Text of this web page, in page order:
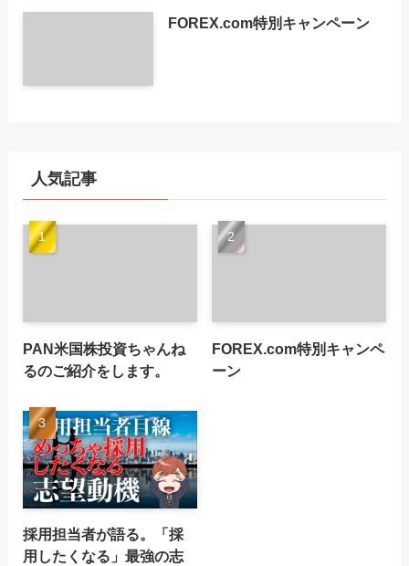
FOREX.com特別キャンペーン
人気記事
PAN米国株投資ちゃんね
るのご紹介をします。
FOREX.com特別キャンペ
ーン
採用担当者が語る。「採
用したくなる」最強の志